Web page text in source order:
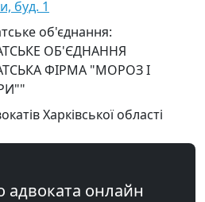
буд. 1
об'єднання:
ОБ'ЄДНАННЯ
ФІРМА "МОРОЗ І
Харківської області
адвоката онлайн